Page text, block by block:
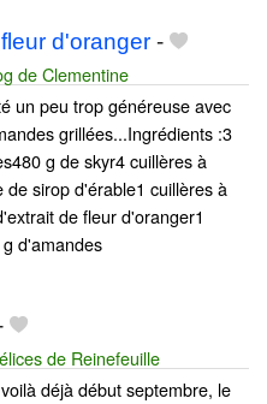
d'oranger -
de Clementine
un peu trop généreuse avec
grillées...Ingrédients :3
g de skyr4 cuillères à
de sirop d'érable1 cuillères à
de fleur d'oranger1
d'amandes
de Reinefeuille
déjà début septembre, le